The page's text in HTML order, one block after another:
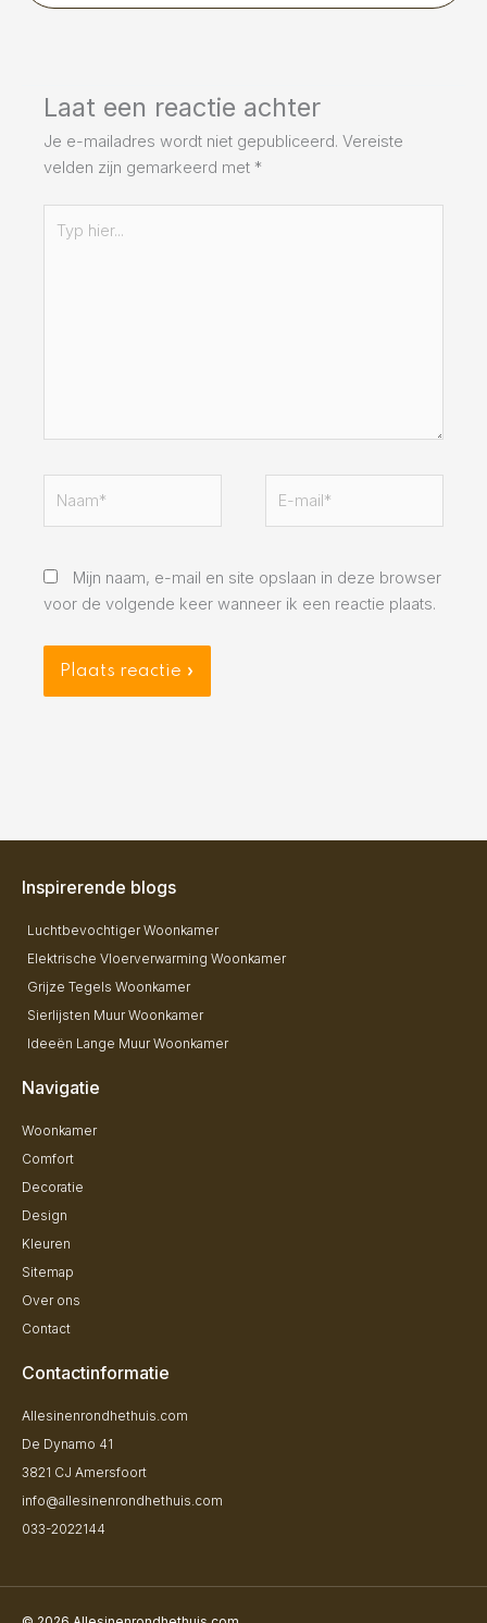
Laat een reactie achter
Je e-mailadres wordt niet gepubliceerd. Vereiste
velden zijn gemarkeerd met *
hier...
mail*
Mijn naam, e-mail en site opslaan in deze browser
voor de volgende keer wanneer ik een reactie plaats.
Inspirerende blogs
Luchtbevochtiger Woonkamer
Elektrische Vloerverwarming Woonkamer
Grijze Tegels Woonkamer
Sierlijsten Muur Woonkamer
Ideeën Lange Muur Woonkamer
Navigatie
Woonkamer
Comfort
Decoratie
Design
Kleuren
Sitemap
Over ons
Contact
Contactinformatie
Allesinenrondhethuis.com
De Dynamo 41
3821 CJ Amersfoort
info@allesinenrondhethuis.com
033-2022144